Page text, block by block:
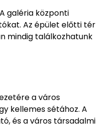
galéria központi
Az épület előtti tér
mindig találkozhatunk
a város
kellemes sétához. A
és a város társadalmi